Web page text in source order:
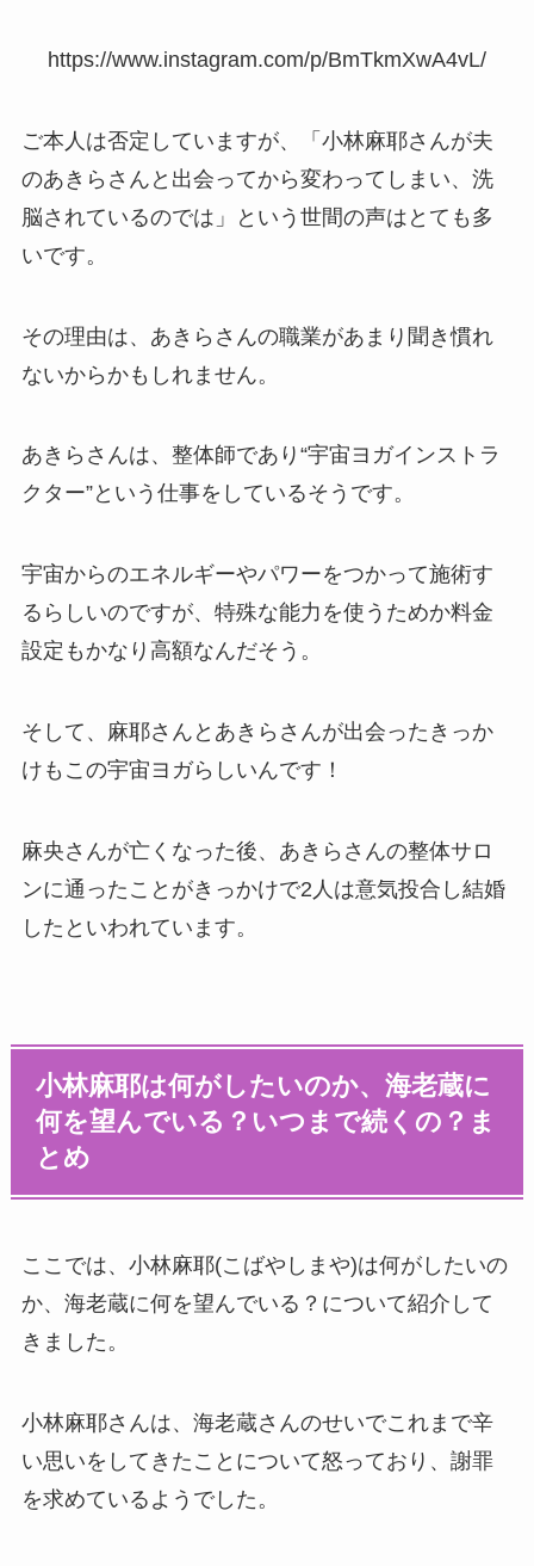
https://www.instagram.com/p/BmTkmXwA4vL/
ご本人は否定していますが、「小林麻耶さんが夫
のあきらさんと出会ってから変わってしまい、洗
脳されているのでは」という世間の声はとても多
いです。
その理由は、あきらさんの職業があまり聞き慣れ
ないからかもしれません。
あきらさんは、整体師であり“宇宙ヨガインストラ
クター”という仕事をしているそうです。
宇宙からのエネルギーやパワーをつかって施術す
るらしいのですが、特殊な能力を使うためか料金
設定もかなり高額なんだそう。
そして、麻耶さんとあきらさんが出会ったきっか
けもこの宇宙ヨガらしいんです！
麻央さんが亡くなった後、あきらさんの整体サロ
ンに通ったことがきっかけで2人は意気投合し結婚
したといわれています。
小林麻耶は何がしたいのか、海老蔵に
何を望んでいる？いつまで続くの？ま
とめ
ここでは、小林麻耶(こばやしまや)は何がしたいの
か、海老蔵に何を望んでいる？について紹介して
きました。
小林麻耶さんは、海老蔵さんのせいでこれまで辛
い思いをしてきたことについて怒っており、謝罪
を求めているようでした。